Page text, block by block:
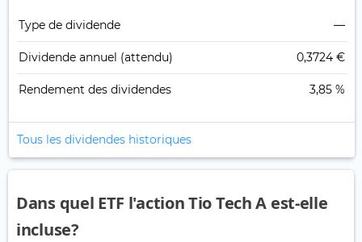
Type de dividende —
Dividende annuel (attendu) 0,3724 €
Rendement des dividendes 3,85 %
Tous les dividendes historiques
Dans quel ETF l'action Tio Tech A est-elle
incluse?